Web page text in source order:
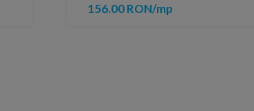
156.00 RON/mp